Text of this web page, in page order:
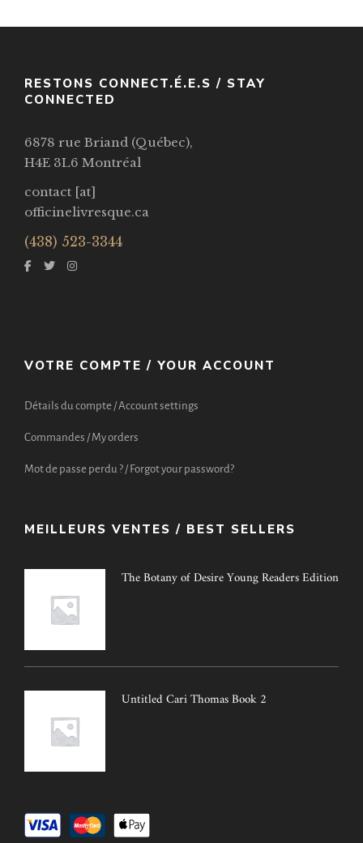
RESTONS CONNECT.É.E.S / STAY
CONNECTED
6878 rue Briand (Québec),
H4E 3L6 Montréal
contact [at]
officinelivresque.ca
(438) 523-3344
VOTRE COMPTE / YOUR ACCOUNT
Détails du compte / Account settings
Commandes / My orders
Mot de passe perdu ? / Forgot your password?
MEILLEURS VENTES / BEST SELLERS
The Botany of Desire Young Readers Edition
Untitled Cari Thomas Book 2